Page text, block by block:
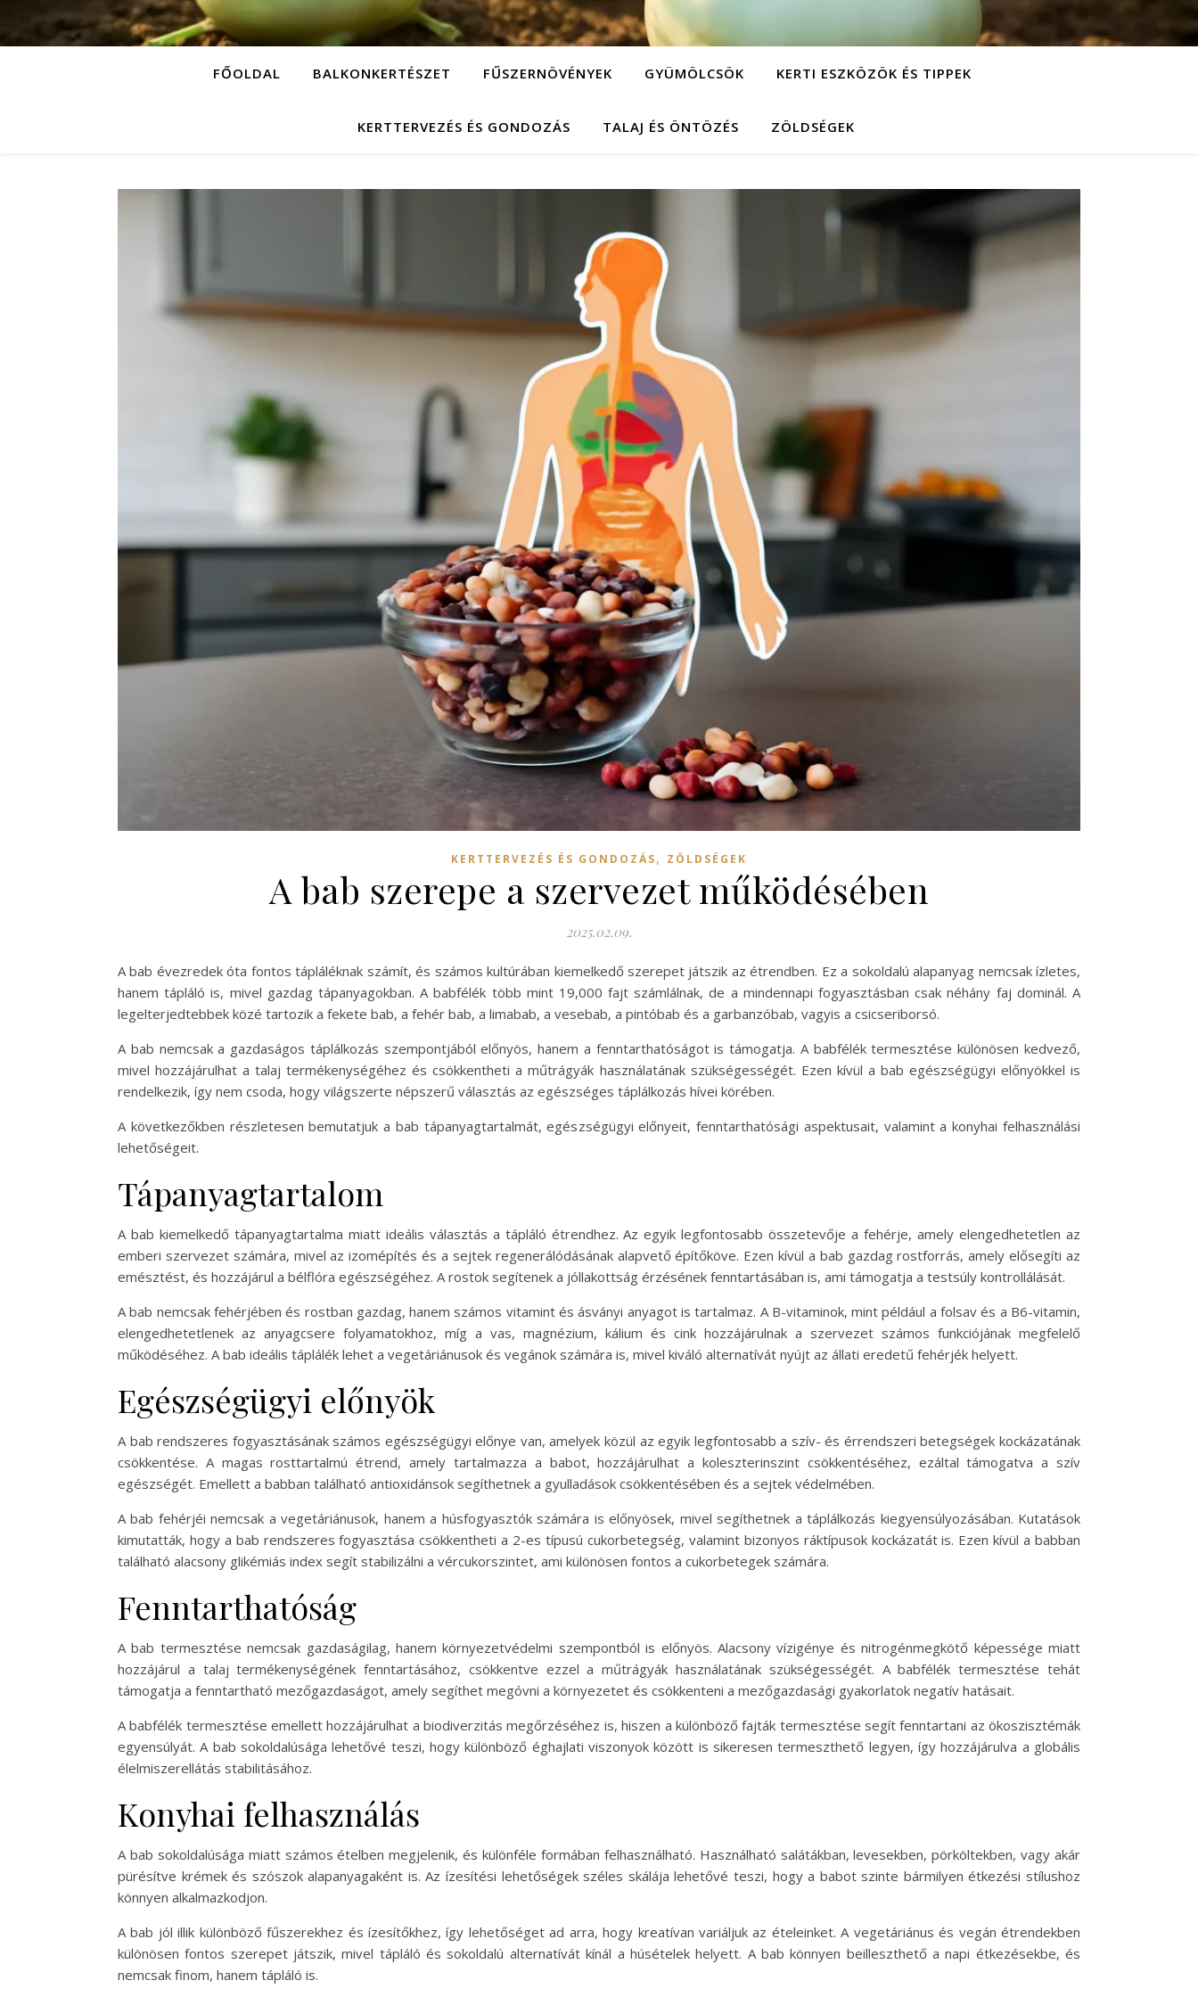
FŐOLDAL BALKONKERTÉSZET FŰSZERNÖVÉNYEK GYÜMÖLCSÖK KERTI ESZKÖZÖK ÉS TIPPEK
KERTTERVEZÉS ÉS GONDOZÁS TALAJ ÉS ÖNTÖZÉS ZÖLDSÉGEK
KERTTERVEZÉS ÉS GONDOZÁS, ZÖLDSÉGEK
A bab szerepe a szervezet működésében
2025.02.09.
A bab évezredek óta fontos tápláléknak számít, és számos kultúrában kiemelkedő szerepet játszik az étrendben. Ez a sokoldalú alapanyag nemcsak ízletes,
hanem tápláló is, mivel gazdag tápanyagokban. A babfélék több mint 19,000 fajt számlálnak, de a mindennapi fogyasztásban csak néhány faj dominál. A
legelterjedtebbek közé tartozik a fekete bab, a fehér bab, a limabab, a vesebab, a pintóbab és a garbanzóbab, vagyis a csicseriborsó.
A bab nemcsak a gazdaságos táplálkozás szempontjából előnyös, hanem a fenntarthatóságot is támogatja. A babfélék termesztése különösen kedvező,
mivel hozzájárulhat a talaj termékenységéhez és csökkentheti a műtrágyák használatának szükségességét. Ezen kívül a bab egészségügyi előnyökkel is
rendelkezik, így nem csoda, hogy világszerte népszerű választás az egészséges táplálkozás hívei körében.
A következőkben részletesen bemutatjuk a bab tápanyagtartalmát, egészségügyi előnyeit, fenntarthatósági aspektusait, valamint a konyhai felhasználási
lehetőségeit.
Tápanyagtartalom
A bab kiemelkedő tápanyagtartalma miatt ideális választás a tápláló étrendhez. Az egyik legfontosabb összetevője a fehérje, amely elengedhetetlen az
emberi szervezet számára, mivel az izomépítés és a sejtek regenerálódásának alapvető építőköve. Ezen kívül a bab gazdag rostforrás, amely elősegíti az
emésztést, és hozzájárul a bélflóra egészségéhez. A rostok segítenek a jóllakottság érzésének fenntartásában is, ami támogatja a testsúly kontrollálását.
A bab nemcsak fehérjében és rostban gazdag, hanem számos vitamint és ásványi anyagot is tartalmaz. A B-vitaminok, mint például a folsav és a B6-vitamin,
elengedhetetlenek az anyagcsere folyamatokhoz, míg a vas, magnézium, kálium és cink hozzájárulnak a szervezet számos funkciójának megfelelő
működéséhez. A bab ideális táplálék lehet a vegetáriánusok és vegánok számára is, mivel kiváló alternatívát nyújt az állati eredetű fehérjék helyett.
Egészségügyi előnyök
A bab rendszeres fogyasztásának számos egészségügyi előnye van, amelyek közül az egyik legfontosabb a szív- és érrendszeri betegségek kockázatának
csökkentése. A magas rosttartalmú étrend, amely tartalmazza a babot, hozzájárulhat a koleszterinszint csökkentéséhez, ezáltal támogatva a szív
egészségét. Emellett a babban található antioxidánsok segíthetnek a gyulladások csökkentésében és a sejtek védelmében.
A bab fehérjéi nemcsak a vegetáriánusok, hanem a húsfogyasztók számára is előnyösek, mivel segíthetnek a táplálkozás kiegyensúlyozásában. Kutatások
kimutatták, hogy a bab rendszeres fogyasztása csökkentheti a 2-es típusú cukorbetegség, valamint bizonyos ráktípusok kockázatát is. Ezen kívül a babban
található alacsony glikémiás index segít stabilizálni a vércukorszintet, ami különösen fontos a cukorbetegek számára.
Fenntarthatóság
A bab termesztése nemcsak gazdaságilag, hanem környezetvédelmi szempontból is előnyös. Alacsony vízigénye és nitrogénmegkötő képessége miatt
hozzájárul a talaj termékenységének fenntartásához, csökkentve ezzel a műtrágyák használatának szükségességét. A babfélék termesztése tehát
támogatja a fenntartható mezőgazdaságot, amely segíthet megóvni a környezetet és csökkenteni a mezőgazdasági gyakorlatok negatív hatásait.
A babfélék termesztése emellett hozzájárulhat a biodiverzitás megőrzéséhez is, hiszen a különböző fajták termesztése segít fenntartani az ökoszisztémák
egyensúlyát. A bab sokoldalúsága lehetővé teszi, hogy különböző éghajlati viszonyok között is sikeresen termeszthető legyen, így hozzájárulva a globális
élelmiszerellátás stabilitásához.
Konyhai felhasználás
A bab sokoldalúsága miatt számos ételben megjelenik, és különféle formában felhasználható. Használható salátákban, levesekben, pörköltekben, vagy akár
pürésítve krémek és szószok alapanyagaként is. Az ízesítési lehetőségek széles skálája lehetővé teszi, hogy a babot szinte bármilyen étkezési stílushoz
könnyen alkalmazkodjon.
A bab jól illik különböző fűszerekhez és ízesítőkhez, így lehetőséget ad arra, hogy kreatívan variáljuk az ételeinket. A vegetáriánus és vegán étrendekben
különösen fontos szerepet játszik, mivel tápláló és sokoldalú alternatívát kínál a húsételek helyett. A bab könnyen beilleszthető a napi étkezésekbe, és
nemcsak finom, hanem tápláló is.